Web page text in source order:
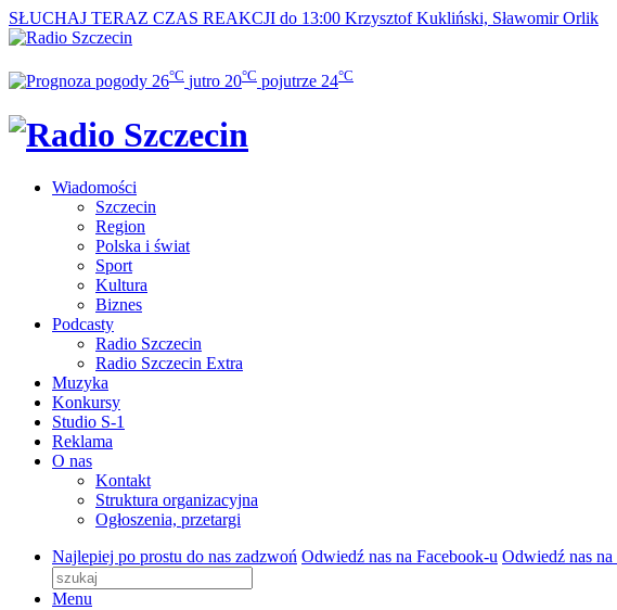
SŁUCHAJ TERAZ CZAS REAKCJI do 13:00 Krzysztof Kukliński, Sławomir Orlik
26°C jutro 20°C pojutrze 24°C
Wiadomości
Szczecin
Region
Polska i świat
Sport
Kultura
Biznes
Podcasty
Radio Szczecin
Radio Szczecin Extra
Muzyka
Konkursy
Studio S-1
Reklama
O nas
Kontakt
Struktura organizacyjna
Ogłoszenia, przetargi
Najlepiej po prostu do nas zadzwoń Odwiedź nas na Facebook-u Odwiedź nas
Menu